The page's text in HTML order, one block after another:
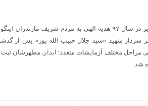
در اعیاد مبارک بزرگ قربان تا غدیر در سال ۹۷ هدیه الهى به مردم
سردار شهید «سید جلال حبیب الله پور» پس از
مراحل مختلف آزمایشات متعدد؛ ابدان مطهرشان
شد.